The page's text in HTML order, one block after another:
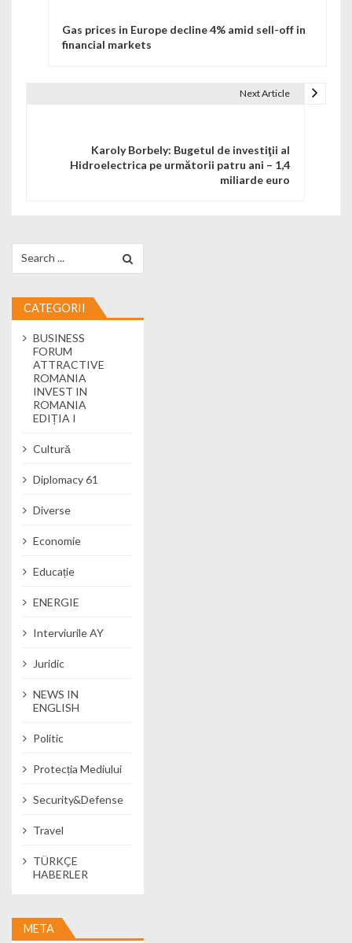
Gas prices in Europe decline 4% amid sell-off in
financial markets
Next Article
Karoly Borbely: Bugetul de investiţii al
Hidroelectrica pe următorii patru ani – 1,4
miliarde euro
CATEGORII
BUSINESS
FORUM
ATTRACTIVE
ROMANIA
INVEST IN
ROMANIA
EDIȚIA I
Cultură
Diplomacy 61
Diverse
Economie
Educație
ENERGIE
Interviurile AY
Juridic
NEWS IN
ENGLISH
Politic
Protecția Mediului
Security&Defense
Travel
TÜRKÇE
HABERLER
META